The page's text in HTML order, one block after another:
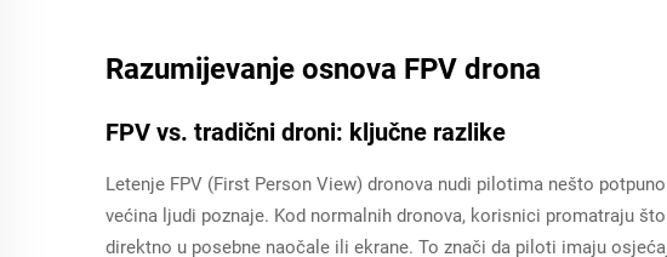
Razumijevanje osnova FPV drona
FPV vs. tradični droni: ključne razlike
Letenje FPV (First Person View) dronova nudi pilotima nešto
većina ljudi poznaje. Kod normalnih dronova, korisnici promatraju
direktno u posebne naočale ili ekrane. To znači da piloti imaju